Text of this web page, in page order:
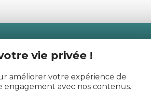
vie privée !
améliorer votre expérience de
engagement avec nos contenus.
d’Armor